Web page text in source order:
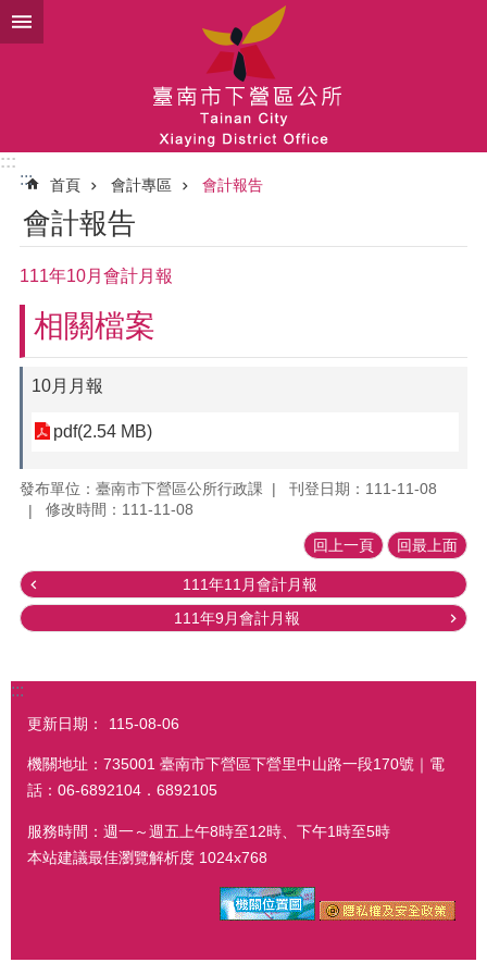
跳到主要內容區塊
:::
:::
首頁 會計專區 會計報告
會計報告
111年10月會計月報
相關檔案
10月月報
pdf(2.54 MB)
發布單位：臺南市下營區公所行政課
刊登日期：111-11-08
修改時間：111-11-08
回上一頁 回最上面
111年11月會計月報
111年9月會計月報
:::
更新日期： 115-08-06
機關地址：735001 臺南市下營區下營里中山路一段170號｜電
話：06-6892104．6892105
服務時間：週一～週五上午8時至12時、下午1時至5時
本站建議最佳瀏覽解析度 1024x768